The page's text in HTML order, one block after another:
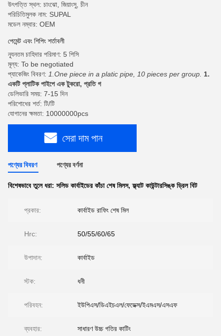
উৎপত্তি স্থল: চাংঝো, জিয়াংসু, চীন
পরিচিতিমুলক নাম: SUPAL
মডেল নম্বার: OEM
পেমেন্ট এবং শিপিং শর্তাবলী
ন্যূনতম চাহিদার পরিমাণ: 5 পিসি
মূল্য: To be negotiated
প্যাকেজিং বিবরণ: 1.One piece in a platic pipe, 10 pieces per group. 1.
একটি প্লাটিক পাইপে এক টুকরো, প্রতি গ
ডেলিভারি সময়: 7-15 দিন
পরিশোধের শর্ত: টি/টি
যোগানের ক্ষমতা: 10000000pcs
সেরা দাম পান
পণ্যের বিবরণ পণ্যের বর্ণনা
বিশেষভাবে তুলে ধরা: সলিড কার্বাইডের কাঁচা শেষ মিলস,ফ্ল্যাট কাউন্টারসিঙ্ক ড্রিল বিট
প্রকার: কার্বাইড রাফিং শেষ মিল
Hrc: 50/55/60/65
উপাদান: কার্বাইড
স্টক: ধনী
পরিবহন: ইউপিএস/ডিএইচএল/ফেডেক্স/ইএমএস/এসএফ
ব্যবহার: সাধারণ উচ্চ গতির কাটিং